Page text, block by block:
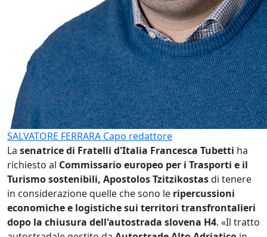
SALVATORE FERRARA Capo redattore
La senatrice di Fratelli d'Italia Francesca Tubetti ha
richiesto al Commissario europeo per i Trasporti e il
Turismo sostenibili, Apostolos Tzitzikostasdi tenere
in considerazione quelle che sono le ripercussioni
economiche e logistiche sui territori transfrontalieri
dopo la chiusura dell'autostrada slovena H4. «Il tratto